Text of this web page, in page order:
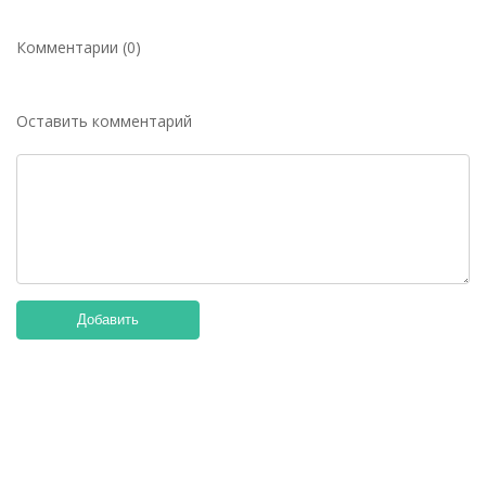
Комментарии (0)
Оставить комментарий
Добавить